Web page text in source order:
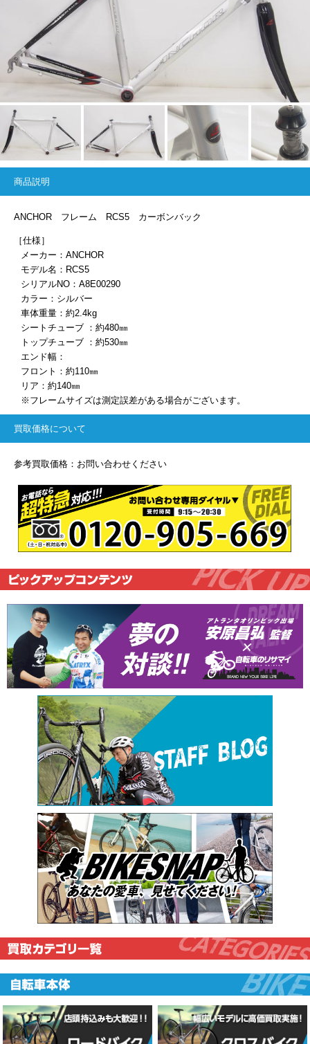
商品説明
ANCHOR フレーム RCS5 カーボンバック
［仕様］
メーカー：ANCHOR
モデル名：RCS5
シリアルNO：A8E00290
カラー：シルバー
車体重量：約2.4kg
シートチューブ ：約480㎜
トップチューブ ：約530㎜
エンド幅：
フロント：約110㎜
リア：約140㎜
※フレームサイズは測定誤差がある場合がございます。
買取価格について
参考買取価格：お問い合わせください